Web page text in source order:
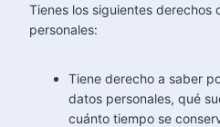
Tienes los siguientes derechos
personales:
Tiene derecho a saber
datos personales, qué
cuánto tiempo se